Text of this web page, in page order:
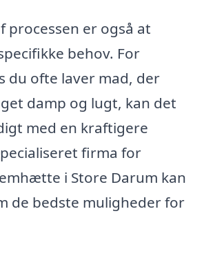
processen er også at
behov. For
du ofte laver mad, der
damp og lugt, kan det
med en kraftigere
firma for
i Store Darum kan
de bedste muligheder for